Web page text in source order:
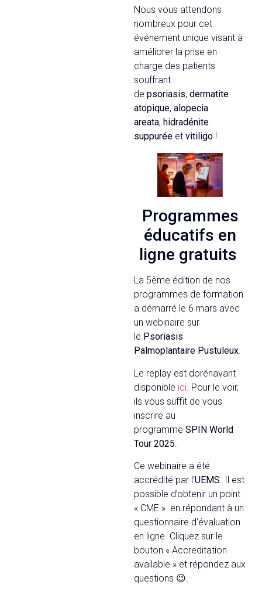
Nous vous attendons
nombreux pour cet
événement unique visant à
améliorer la prise en
charge des patients
souffrant
depsoriasis,dermatite
atopique,alopecia
areata, hidradénite
suppurée etvitiligo !
Programmes
éducatifs en
ligne gratuits
La 5ème édition de nos
programmes de formation
a démarré le 6 mars avec
un webinaire sur
le Psoriasis
Palmoplantaire Pustuleux.
Le replay est dorénavant
disponible ici. Pour le voir,
ils vous suffit de vous
inscrire au
programmeSPIN World
Tour 2025.
Ce webinaire a été
accrédité par l’UEMS. Il est
possible d’obtenir un point
« CME » en répondant à un
questionnaire d’évaluation
en ligne. Cliquez sur le
bouton « Accreditation
available » et répondez aux
questions 😉.